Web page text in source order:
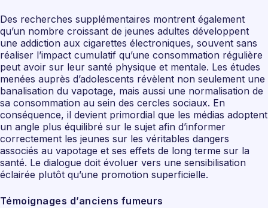
Des recherches supplémentaires montrent également
qu’un nombre croissant de jeunes adultes développent
une addiction aux cigarettes électroniques, souvent sans
réaliser l’impact cumulatif qu’une consommation régulière
peut avoir sur leur santé physique et mentale. Les études
menées auprès d’adolescents révèlent non seulement une
banalisation du vapotage, mais aussi une normalisation de
sa consommation au sein des cercles sociaux. En
conséquence, il devient primordial que les médias adoptent
un angle plus équilibré sur le sujet afin d’informer
correctement les jeunes sur les véritables dangers
associés au vapotage et ses effets de long terme sur la
santé. Le dialogue doit évoluer vers une sensibilisation
éclairée plutôt qu’une promotion superficielle.
Témoignages d’anciens fumeurs